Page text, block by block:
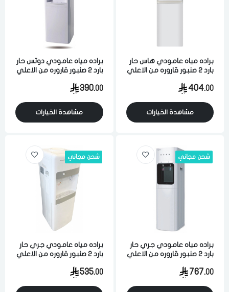
براده مياه عامودي هاس حار
بارد 2 صنبور قاروره من الاعلي
الحار 4 لتر ابيض404.00
مشاهدة الخيارات
براده مياه عامودي دوتس حار
بارد 2 صنبور قاروره من الاعلي
390.00
مشاهدة الخيارات
شحن مجاني
براده مياه عامودي جري حار
بارد 2 صنبور قاروره من الاعلي
767.00
شحن مجاني
براده مياه عامودي جري حار
بارد 2 صنبور قاروره من الاعلي
535.00
رقم الجوال*
تذكرنى
الشروط والاحكام
اختر المدينة
فى حالة تغيير المدينة قد تفقد بعض او كل المنتجات التي تم اضافتها